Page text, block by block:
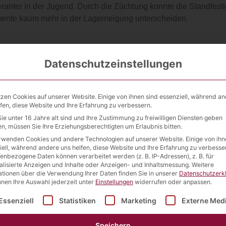
in der Jugend. Durch die Züchtung konnte die
kaum mehr in der Lagerneigung unterscheiden.
möglich. Entscheidend sind die regionalen
der Mehrzeiler und der besseren Strohstabilität
Beschreibende Sortenliste
Search:
Pflanzenlänge Auswinterung Lager Halmknicken
Pflanzenlänge Auswinterung Lager Halmknicken
5
6 - 5 5
Datenschutzeinstellungen
Cookies auf unserer Website. Einige von ihnen sind essenziell, während
diese Website und Ihre Erfahrung zu verbessern.
unter 16 Jahre alt sind und Ihre Zustimmung zu freiwilligen Diensten geben
müssen Sie Ihre Erziehungsberechtigten um Erlaubnis bitten.
Cookies und andere Technologien auf unserer Website. Einige von
während andere uns helfen, diese Website und Ihre Erfahrung zu
Daten können verarbeitet werden (z. B. IP-Adressen), z. B. für
Anzeigen und Inhalte oder Anzeigen- und Inhaltsmessung. Weitere
über die Verwendung Ihrer Daten finden Sie in unserer
Ihre Auswahl jederzeit unter Einstellungen widerrufen oder anpassen.
eine Liste der Service-Gruppen, für die eine
Statistiken Marketing Externe